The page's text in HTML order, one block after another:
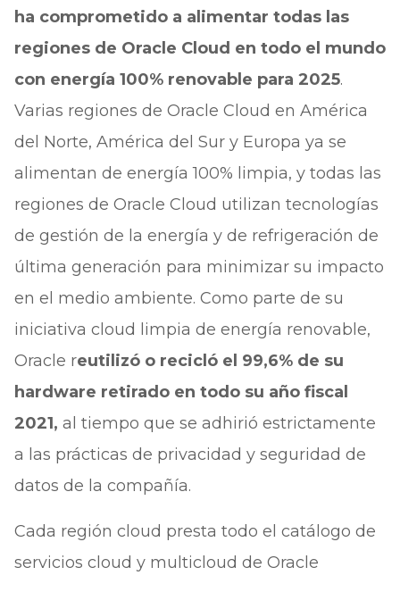
ha comprometido a alimentar todas las
regiones de Oracle Cloud en todo el mundo
con energía 100% renovable para 2025.
Varias regiones de Oracle Cloud en América
del Norte, América del Sur y Europa ya se
alimentan de energía 100% limpia, y todas las
regiones de Oracle Cloud utilizan tecnologías
de gestión de la energía y de refrigeración de
última generación para minimizar su impacto
en el medio ambiente. Como parte de su
iniciativa cloud limpia de energía renovable,
Oracle reutilizó o recicló el 99,6% de su
hardware retirado en todo su año fiscal
2021, al tiempo que se adhirió estrictamente
a las prácticas de privacidad y seguridad de
datos de la compañía.
Cada región cloud presta todo el catálogo de
servicios cloud y multicloud de Oracle